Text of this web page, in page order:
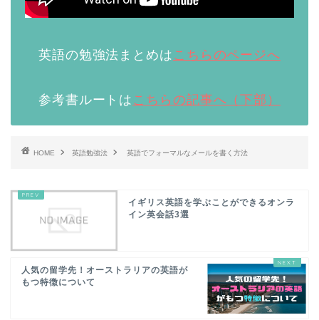
英語の勉強法まとめは こちらのページへ
参考書ルートは こちらの記事へ（下部）
HOME 英語勉強法 英語でフォーマルなメールを書く方法
イギリス英語を学ぶことができるオンラ
イン英会話3選
人気の留学先！オーストラリアの英語が
もつ特徴について